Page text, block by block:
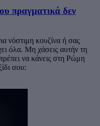
πραγματικά δεν
νόστιμη κουζίνα ή σας
όλα. Μη χάσεις αυτήν τη
να κάνεις στη Ρώμη
σου: